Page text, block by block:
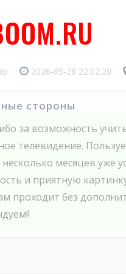
2026-05-28 22:02:20
стороны
за возможность
телевидение.
месяцев уже
и приятную
проходит без